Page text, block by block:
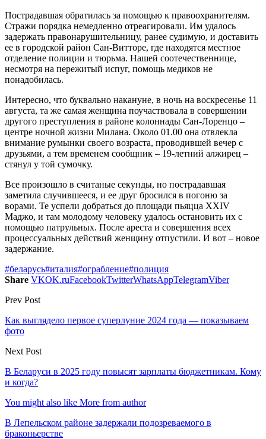
Пострадавшая обратилась за помощью к правоохранителям.
Стражи порядка немедленно отреагировали. Им удалось
задержать правонарушительницу, ранее судимую, и доставить
ее в городской район Сан-Витторе, где находятся местное
отделение полиции и тюрьма. Нашей соотечественнице,
несмотря на пережитый испуг, помощь медиков не
понадобилась.
Интересно, что буквально накануне, в ночь на воскресенье 11
августа, та же самая женщина поучаствовала в совершении
другого преступления в районе колоннады Сан-Лоренцо –
центре ночной жизни Милана. Около 01.00 она отвлекла
внимание румынки своего возраста, проводившей вечер с
друзьями, а тем временем сообщник – 19-летний алжирец –
стянул у той сумочку.
Все произошло в считаные секунды, но пострадавшая
заметила случившееся, и ее друг бросился в погоню за
ворами. Те успели добраться до площади пьяцца XXIV
Маджо, и там молодому человеку удалось остановить их с
помощью патрульных. После ареста и совершения всех
процессуальных действий женщину отпустили. И вот – новое
задержание.
#беларусь#италия#ограбление#полиция
Share VKOK.ruFacebookTwitterWhatsAppTelegramViber
Prev Post
Как выглядело первое суперлуние 2024 года — показываем
фото
Next Post
В Беларуси в 2025 году повысят зарплаты бюджетникам. Кому
и когда?
You might also like More from author
В Лепельском районе задержали подозреваемого в
браконьерстве